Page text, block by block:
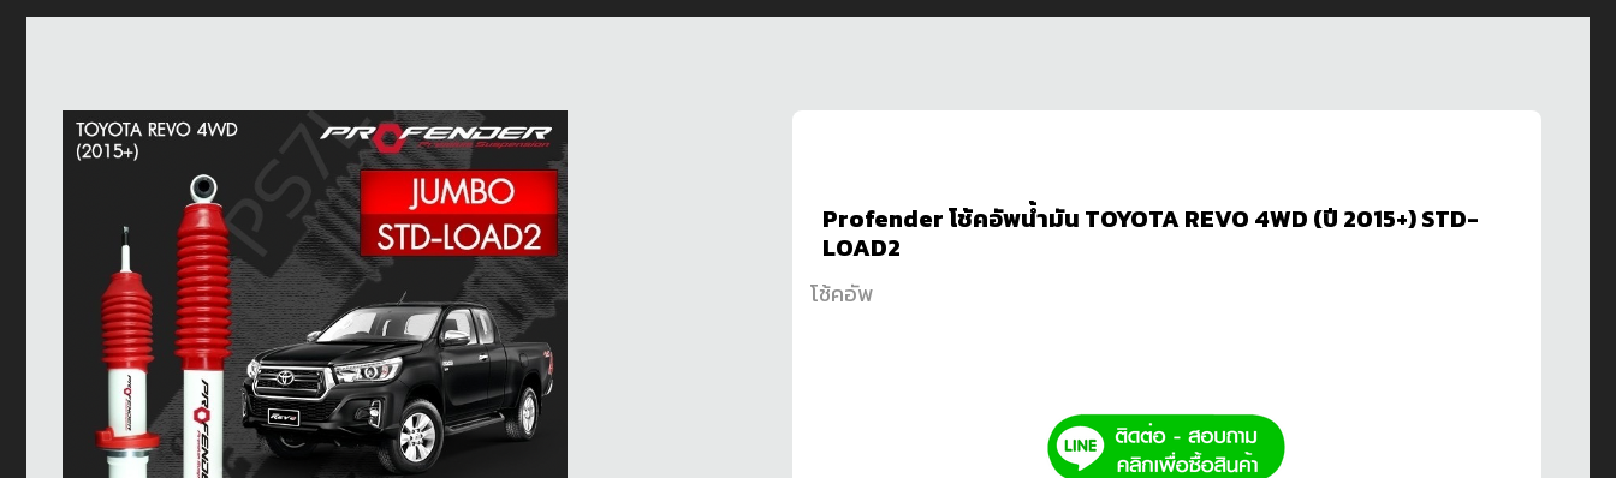
Profender โช้คอัพน้ำมัน TOYOTA REVO 4WD (ปี 2015+) STD-
LOAD2
โช้คอัพ